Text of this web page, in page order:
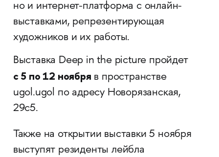
но и интернет-платформа с онлайн-
выставками, репрезентирующая
художников и их работы.
Выставка Deep in the picture пройдет
с 5 по 12 ноября в пространстве
ugol.ugol по адресу Новорязанская,
29с5.
Также на открытии выставки 5 ноября
выступят резиденты лейбла